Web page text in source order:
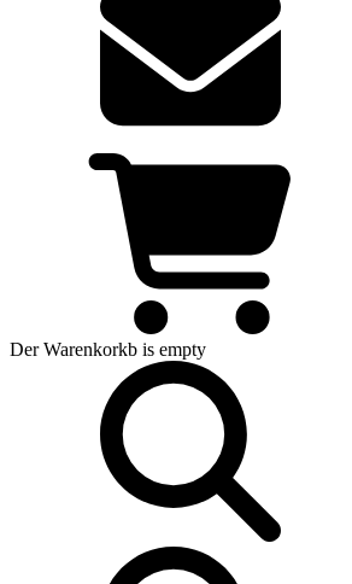
Der Warenkorkb is empty